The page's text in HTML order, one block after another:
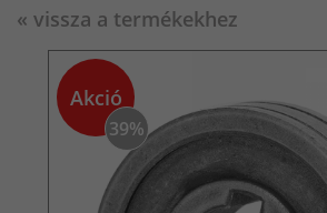
« vissza a termékekhez
Akció
39%